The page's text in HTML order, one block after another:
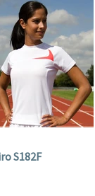
S182F